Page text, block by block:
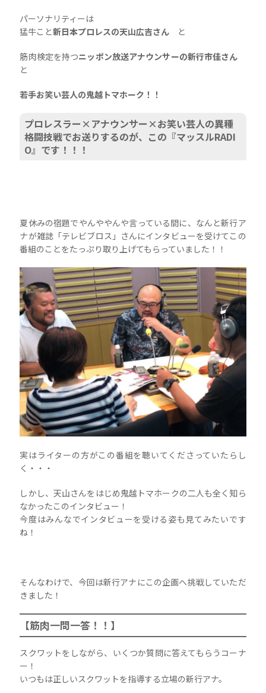
パーソナリティーは
猛牛こと新日本プロレスの天山広吉さん と
筋肉検定を持つニッポン放送アナウンサーの新行市佳さん
と
若手お笑い芸人の鬼越トマホーク！！
プロレスラー×アナウンサー×お笑い芸人の異種
格闘技戦でお送りするのが、この『マッスルRADI
O』です！！！
夏休みの宿題でやんややんや言っている間に、なんと新行ア
ナが雑誌「テレビブロス」さんにインタビューを受けてこの
番組のことをたっぷり取り上げてもらっていました！！
実はライターの方がこの番組を聴いてくださっていたらし
く・・・
しかし、天山さんをはじめ鬼越トマホークの二人も全く知ら
なかったこのインタビュー！
今度はみんなでインタビューを受ける姿も見てみたいです
ね！
そんなわけで、今回は新行アナにこの企画へ挑戦していただ
きました！
【筋肉一問一答！！】
スクワットをしながら、いくつか質問に答えてもらうコーナ
ー！
いつもは正しいスクワットを指導する立場の新行アナ。